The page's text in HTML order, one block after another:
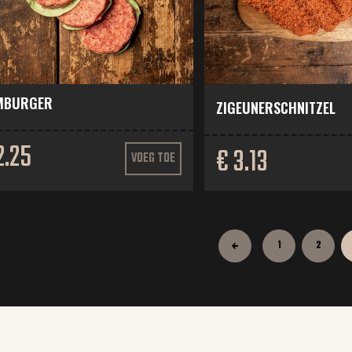
VOEG TOE
ZIGEUNERSCHNITZEL
€ 3.13
1 2